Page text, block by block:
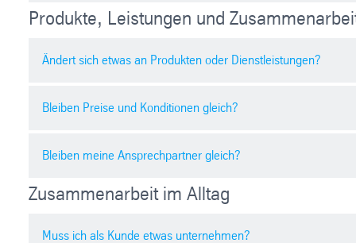
Der Name steht für Schnelligkeit, Verfügbarkeit und
Produkte, Leistungen und
Ändert sich etwas an Produkten oder Dienstleistungen?
Nein. Sie erhalten weiterhin das gleiche
Bleiben Preise und Konditionen gleich?
Ja. Preise, Zahlungsbedingungen und Vereinbarungen
Bleiben meine Ansprechpartner gleich?
Ja. Ihr gewohntes Betreuungsteam bleibt bestehen.
Zusammenarbeit im Alltag
Muss ich als Kunde etwas unternehmen?